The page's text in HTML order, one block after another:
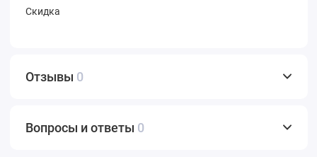
Скидка
Отзывы 0
Вопросы и ответы 0